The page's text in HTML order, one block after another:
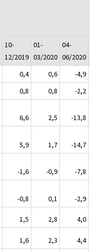
10-
12/2019
01-
03/2020
04-
06/2020
0,4 0,6
-4,9
0,8 0,8
-2,2
6,6
2,5
-13,8
5,9
1,7
-14,7
-1,6
-0,9
-7,8
-0,8
0,1
-2,9
1,5 2,8
4,0
1,6 2,3
4,4